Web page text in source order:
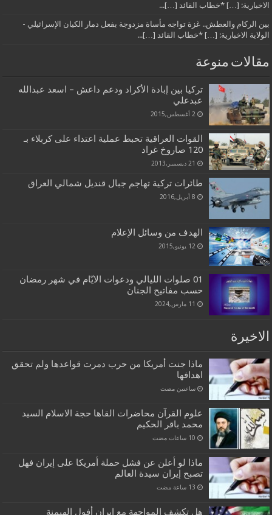
الاخبارية: […] *خطاب القائد […]...
بين الركام والعطش.. غزة تواجه مأساة مزدوجة بفعل دمار الكيان الإسرائيلي -
الولاية الاخبارية: […] *خطاب القائد […]...
مقالات منوعة
تركيا بين إبادة الأكراد ودعم داعش – اسعد عبدالله
عبدعلي
2 أغسطس,2015
القوات العراقية تحبط عملية اعتداء على كربلاء بـ
120 صاروخ غراد
21 ديسمبر,2013
طائرات تركية تهاجم جبال قنديل شمالي العراق
8 أبريل,2016
الهدف من وسائل الإعلام
12 يونيو,2015
01 صلوات الليالي ودعوات الايّام في شهر رمضان
حسب مفاتيح الجنان
11 مارس,2024
الاخيرة
ماذا جنت أمريكا من حرب دمرت قواعدها ولم تحقق
اهدافها
‏ساعتين مضت
علوم القرآن محاضرات القاها حجة الاسلام السيد
محمد باقر الحكيم
ماذا لو أعلن عن فشل حملة أمريكا على إيران فهل
تصبح إيران سيدة العالم
هل تكشف المواجهة مع إيران أفول الهيمنة